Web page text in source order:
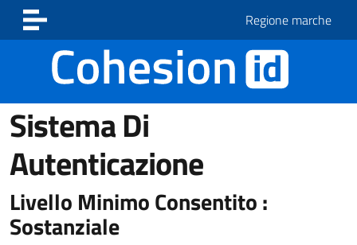
Vai ai contenuti
Vai al footer
Regione marche
Sistema Di
Autenticazione
Livello Minimo Consentito :
Sostanziale